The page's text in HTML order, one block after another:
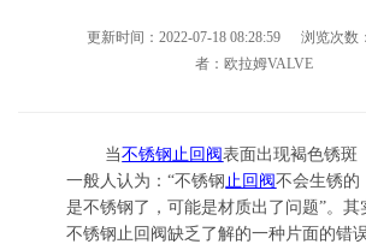
更新时间：2022-07-18 08:28:59 浏览次数
者：欧拉姆VALVE
当不锈钢止回阀表面出现褐色锈斑
一般人认为：“不锈钢止回阀不会生锈的
是不锈钢了，可能是材质出了问题”。其
不锈钢止回阀缺乏了解的一种片面的错